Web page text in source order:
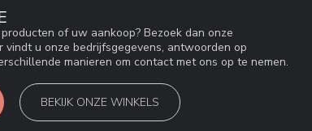
of uw aankoop? Bezoek dan onze
vindt u onze bedrijfsgegevens, antwoorden op
manieren om contact met ons op te nemen.
BEKIJK ONZE WINKELS